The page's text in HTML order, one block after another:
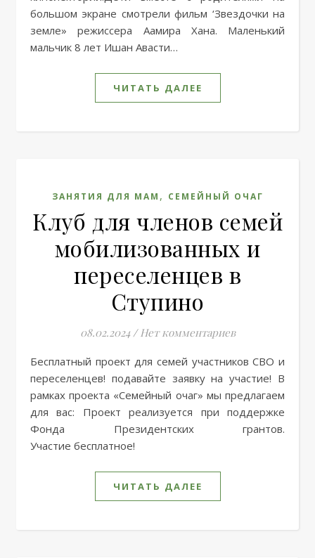
большом экране смотрели фильм ‘Звездочки на
земле» режиссера Аамира Хана. Маленький
мальчик 8 лет Ишан Авасти…
ЧИТАТЬ ДАЛЕЕ
ЗАНЯТИЯ ДЛЯ МАМ , СЕМЕЙНЫЙ ОЧАГ
Клуб для членов семей
мобилизованных и
переселенцев в
Ступино
08.02.2024 / Нет комментариев
Бесплатный проект для семей участников СВО и
переселенцев! подавайте заявку на участие! В
рамках проекта «Семейный очаг» мы предлагаем
для вас: Проект реализуется при поддержке
Фонда Президентских грантов.
Участие бесплатное!
ЧИТАТЬ ДАЛЕЕ